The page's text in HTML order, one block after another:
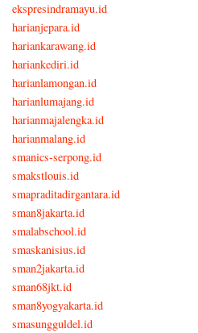
ekspresindramayu.id
harianjepara.id
hariankarawang.id
hariankediri.id
harianlamongan.id
harianlumajang.id
harianmajalengka.id
harianmalang.id
smanics-serpong.id
smakstlouis.id
smapraditadirgantara.id
sman8jakarta.id
smalabschool.id
smaskanisius.id
sman2jakarta.id
sman68jkt.id
sman8yogyakarta.id
smasungguldel.id